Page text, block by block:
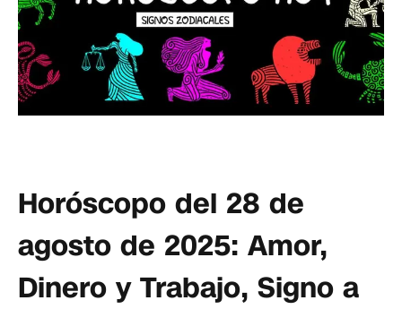
Horóscopo del 28 de
agosto de 2025: Amor,
Dinero y Trabajo, Signo a